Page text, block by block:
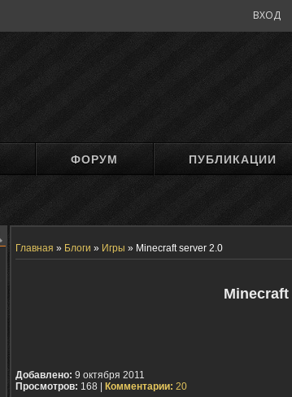
ВХОД
ФОРУМ ПУБЛИКАЦИИ
Главная » Блоги » Игры » Minecraft server 2.0
Minecraft
Добавлено: 9 октября 2011
Просмотров: 168 | Комментарии: 20